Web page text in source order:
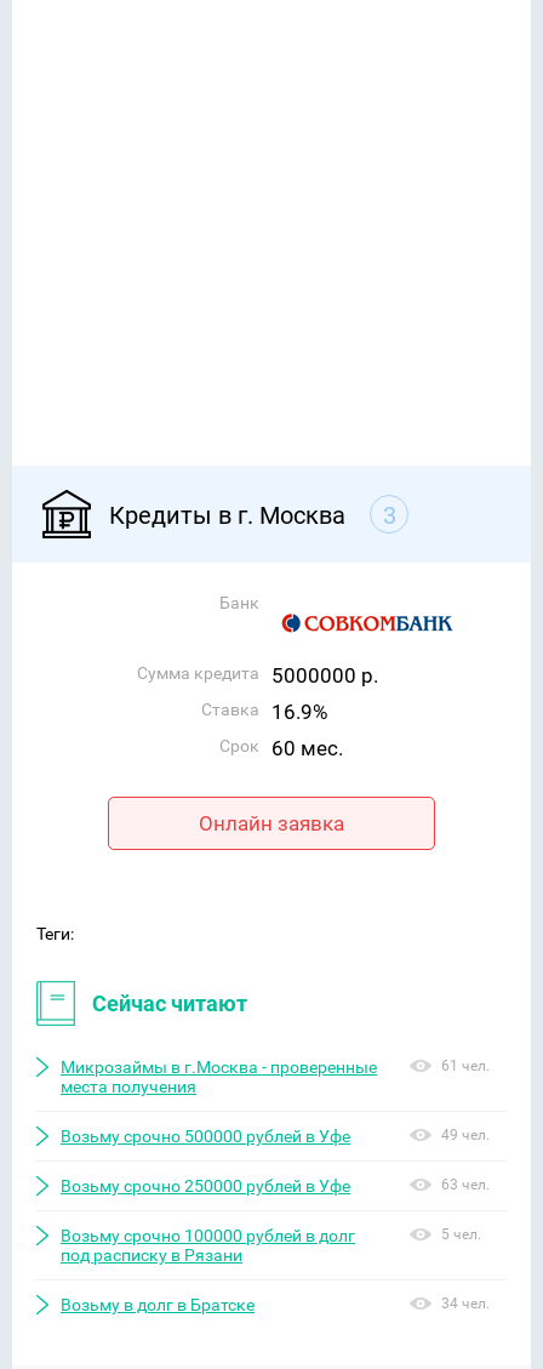
Кредиты в г. Москва 3
Банк
Сумма кредита 5000000 р.
Ставка 16.9%
Срок 60 мес.
Онлайн заявка
Теги:
Сейчас читают
Микрозаймы в г.Москва - проверенные
места получения
61 чел.
Возьму срочно 500000 рублей в Уфе 49 чел.
Возьму срочно 250000 рублей в Уфе 63 чел.
Возьму срочно 100000 рублей в долг
под расписку в Рязани
5 чел.
Возьму в долг в Братске 34 чел.